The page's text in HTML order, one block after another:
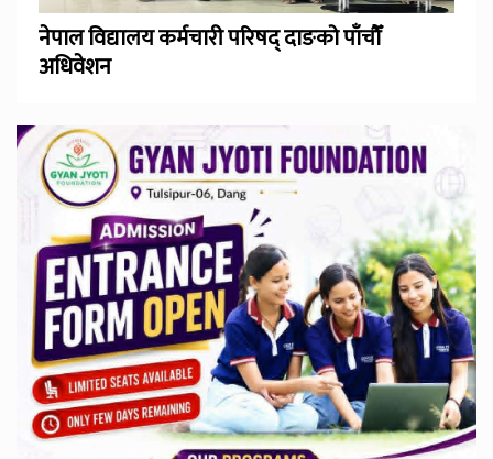
नेपाल विद्यालय कर्मचारी परिषद् दाङको पाँचौँ
अधिवेशन